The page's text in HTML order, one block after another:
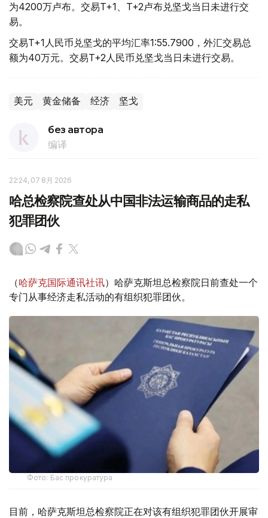
为4200万卢布。交易T+1、T+2卢布兑坚戈当日未进行交
易。
交易T+1人民币兑坚戈的平均汇率1:55.7900，外汇交易总
额为40万元。交易T+2人民币兑坚戈当日未进行交易。
美元 黄金储备 经济 坚戈
без автора
编译
22:24, 07 8月 2026
哈总检察院查处从中国非法运输商品的走私
犯罪团伙
（哈萨克国际通讯社讯）哈萨克斯坦总检察院日前查处一个
专门从事经济走私活动的有组织犯罪团伙。
Фото: Бас прокуратура
目前，哈萨克斯坦总检察院正在对该有组织犯罪团伙开展审